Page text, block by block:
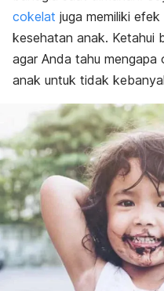
cokelat juga memiliki
kesehatan anak. Ketahui
agar Anda tahu mengapa
anak untuk tidak